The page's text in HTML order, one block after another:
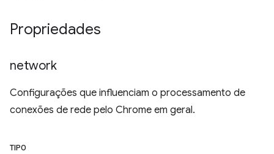
Propriedades
network
Configurações que influenciam o processamento de
conexões de rede pelo Chrome em geral.
TIPO